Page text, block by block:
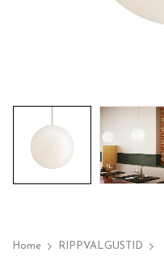
Home
RIPPVALGUSTID